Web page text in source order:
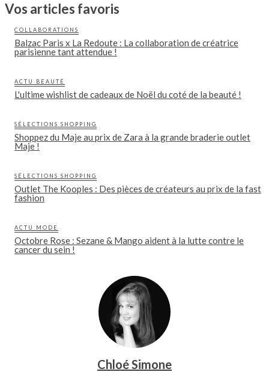
Vos articles favoris
COLLABORATIONS
Balzac Paris x La Redoute : La collaboration de créatrice
parisienne tant attendue !
ACTU BEAUTÉ
L'ultime wishlist de cadeaux de Noël du coté de la beauté !
SÉLECTIONS SHOPPING
Shoppez du Maje au prix de Zara à la grande braderie outlet
Maje !
SÉLECTIONS SHOPPING
Outlet The Kooples : Des pièces de créateurs au prix de la fast
fashion
ACTU MODE
Octobre Rose : Sezane & Mango aident à la lutte contre le
cancer du sein !
Chloé Simone